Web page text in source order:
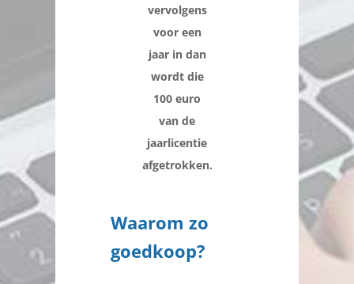
vervolgens
voor een
jaar in dan
wordt die
100 euro
van de
jaarlicentie
afgetrokken.
Waarom zo
goedkoop?